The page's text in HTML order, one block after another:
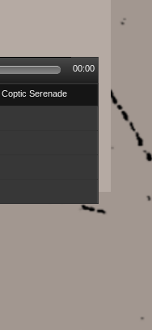
Serenade
00:00